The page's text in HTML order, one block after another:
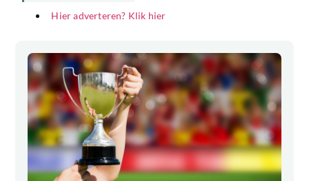
Hier adverteren? Klik hier